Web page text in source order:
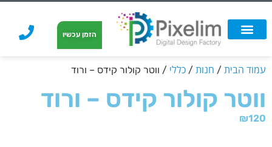
הזמן עכשיו
עמוד הבית / חנות / כללי / ווטר קולור קידס – ורוד
ווטר קולור קידס – ורוד
₪120